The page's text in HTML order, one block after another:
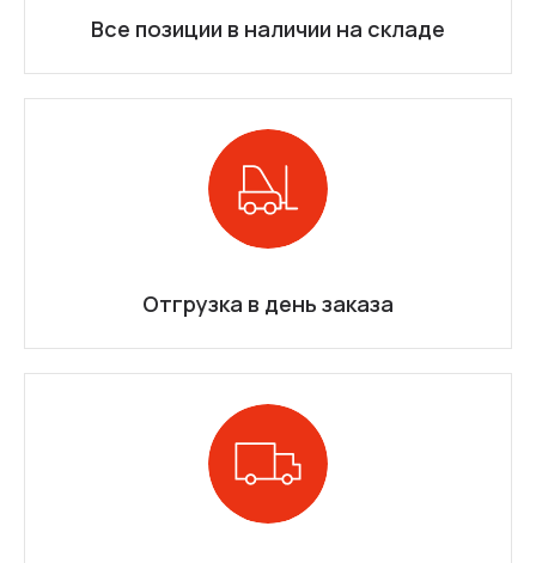
Все позиции в наличии на складе
Отгрузка в день заказа